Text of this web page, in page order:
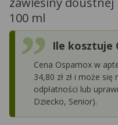
100 ml
Ile kosztuje
Cena Ospamox w
34,80 zł zł i może
odpłatności lub
Dziecko, Senior).